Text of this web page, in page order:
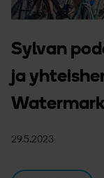
Sylvan
ja
29.5.2023